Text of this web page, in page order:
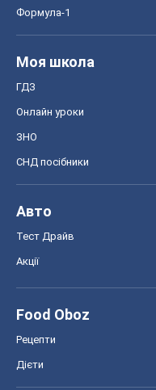
Формула-1
Моя школа
ГДЗ
Онлайн уроки
ЗНО
СНД посібники
Авто
Тест Драйв
Акції
Food Oboz
Рецепти
Дієти